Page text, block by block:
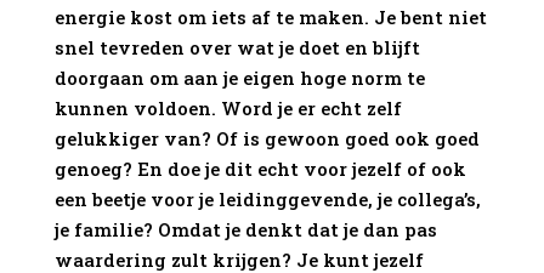
energie kost om iets af te maken. Je bent niet
snel tevreden over wat je doet en blijft
doorgaan om aan je eigen hoge norm te
kunnen voldoen. Word je er echt zelf
gelukkiger van? Of is gewoon goed ook goed
genoeg? En doe je dit echt voor jezelf of ook
een beetje voor je leidinggevende, je collega’s,
je familie? Omdat je denkt dat je dan pas
waardering zult krijgen? Je kunt jezelf